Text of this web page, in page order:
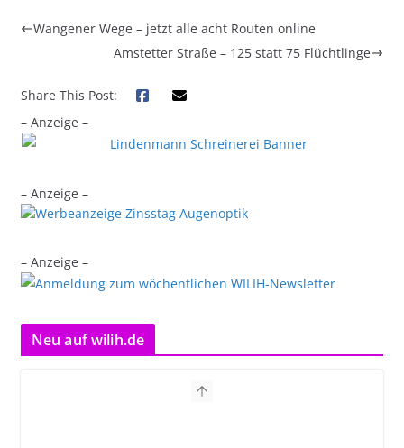
Wangener Wege – jetzt alle acht Routen online
Amstetter Straße – 125 statt 75 Flüchtlinge
Share This Post:
– Anzeige –
– Anzeige –
– Anzeige –
Neu auf wilih.de